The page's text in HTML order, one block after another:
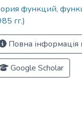
функций,
гг.)
Повна інформація
Google Scholar